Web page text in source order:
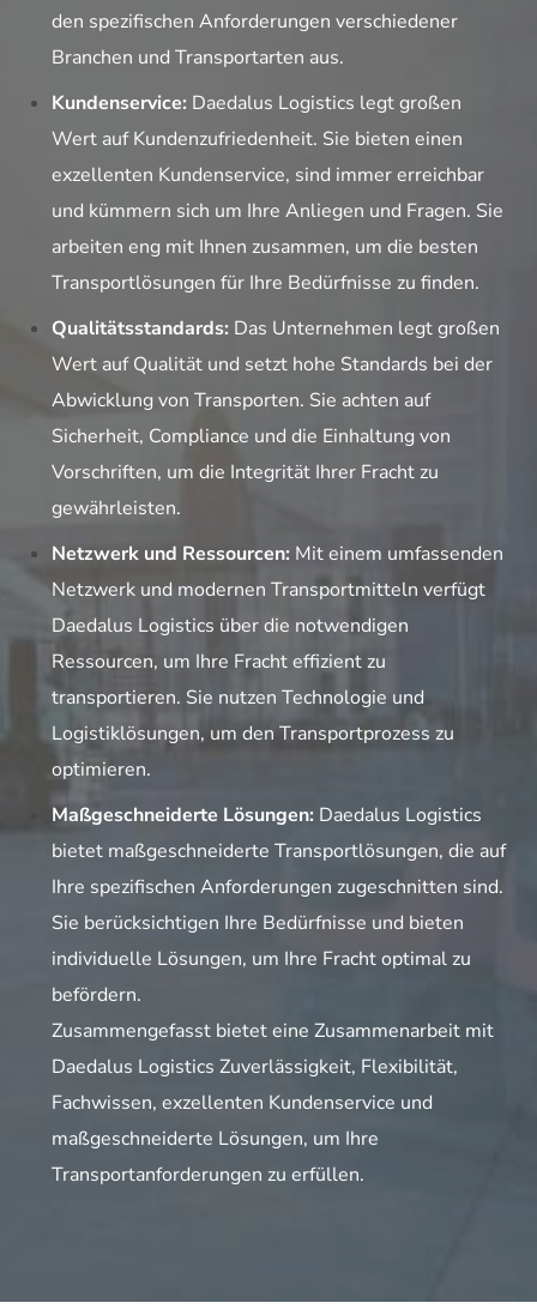
den spezifischen Anforderungen verschiedener
Branchen und Transportarten aus.
Kundenservice: Daedalus Logistics legt großen
Wert auf Kundenzufriedenheit. Sie bieten einen
exzellenten Kundenservice, sind immer erreichbar
und kümmern sich um Ihre Anliegen und Fragen. Sie
arbeiten eng mit Ihnen zusammen, um die besten
Transportlösungen für Ihre Bedürfnisse zu finden.
Qualitätsstandards: Das Unternehmen legt großen
Wert auf Qualität und setzt hohe Standards bei der
Abwicklung von Transporten. Sie achten auf
Sicherheit, Compliance und die Einhaltung von
Vorschriften, um die Integrität Ihrer Fracht zu
gewährleisten.
Netzwerk und Ressourcen: Mit einem umfassenden
Netzwerk und modernen Transportmitteln verfügt
Daedalus Logistics über die notwendigen
Ressourcen, um Ihre Fracht effizient zu
transportieren. Sie nutzen Technologie und
Logistiklösungen, um den Transportprozess zu
optimieren.
Maßgeschneiderte Lösungen: Daedalus Logistics
bietet maßgeschneiderte Transportlösungen, die auf
Ihre spezifischen Anforderungen zugeschnitten sind.
Sie berücksichtigen Ihre Bedürfnisse und bieten
individuelle Lösungen, um Ihre Fracht optimal zu
befördern.
Zusammengefasst bietet eine Zusammenarbeit mit
Daedalus Logistics Zuverlässigkeit, Flexibilität,
Fachwissen, exzellenten Kundenservice und
maßgeschneiderte Lösungen, um Ihre
Transportanforderungen zu erfüllen.